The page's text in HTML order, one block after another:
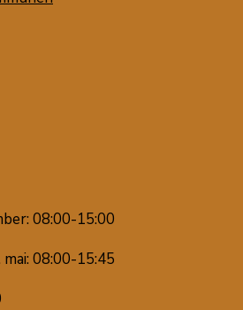
08:00-15:00
08:00-15:45